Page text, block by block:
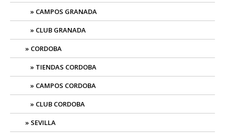
CAMPOS GRANADA
CLUB GRANADA
CORDOBA
TIENDAS CORDOBA
CAMPOS CORDOBA
CLUB CORDOBA
SEVILLA